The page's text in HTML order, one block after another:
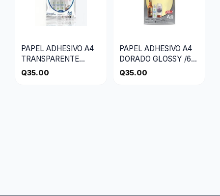
PAPEL ADHESIVO A4
TRANSPARENTE
GLOSSY /6H
Q35.00
PAPEL ADHESIVO A4
DORADO GLOSSY /6H
EMPLASTICADO,
Q35.00